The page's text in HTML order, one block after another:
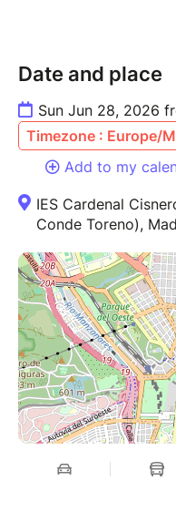
Date and place
Sun Jun 28, 2026
Timezone : Europe/
Add to my
IES Cardenal
Conde Toreno),